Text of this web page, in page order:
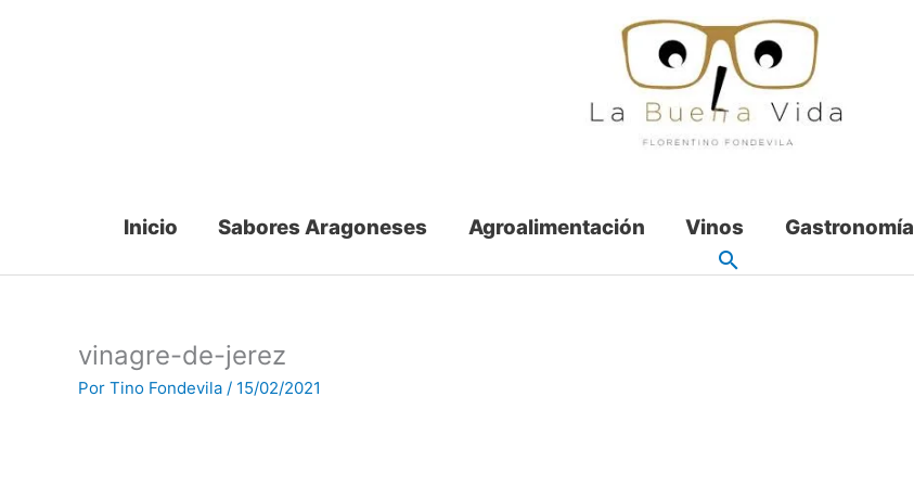
Inicio Sabores Aragoneses Agroalimentación Vinos Gastronomía
vinagre-de-jerez
Por Tino Fondevila / 15/02/2021